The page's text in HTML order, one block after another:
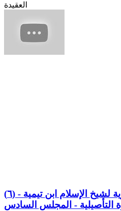
العقيدة
(٦) شرح رسالة الفتوى الحموية لشيخ الإسلام ابن تيمية -
التأصيلية - المجلس السادس